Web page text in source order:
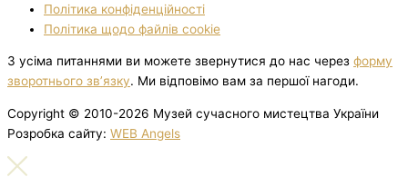
Політика конфіденційності
Політика щодо файлів cookie
З усіма питаннями ви можете звернутися до нас через форму
зворотнього зв’язку. Ми відповімо вам за першої нагоди.
Copyright © 2010-2026 Музей сучасного мистецтва України
Розробка сайту: WEB Angels